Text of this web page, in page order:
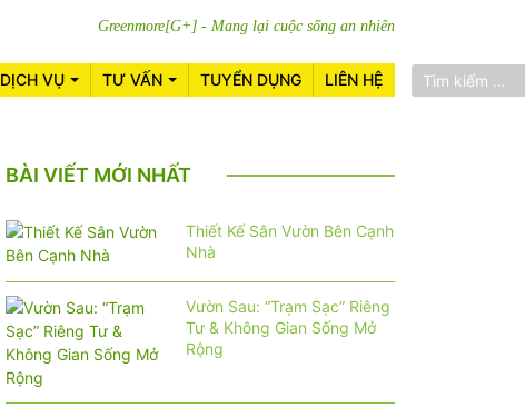
Greenmore[G+] - Mang lại cuộc sống an nhiên
DỊCH VỤ TƯ VẤN TUYỂN DỤNG LIÊN HỆ
BÀI VIẾT MỚI NHẤT
Thiết Kế Sân Vườn Bên Cạnh
Nhà
Vườn Sau: “Trạm Sạc” Riêng
Tư & Không Gian Sống Mở
Rộng